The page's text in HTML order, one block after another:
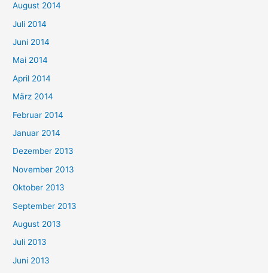
August 2014
Juli 2014
Juni 2014
Mai 2014
April 2014
März 2014
Februar 2014
Januar 2014
Dezember 2013
November 2013
Oktober 2013
September 2013
August 2013
Juli 2013
Juni 2013